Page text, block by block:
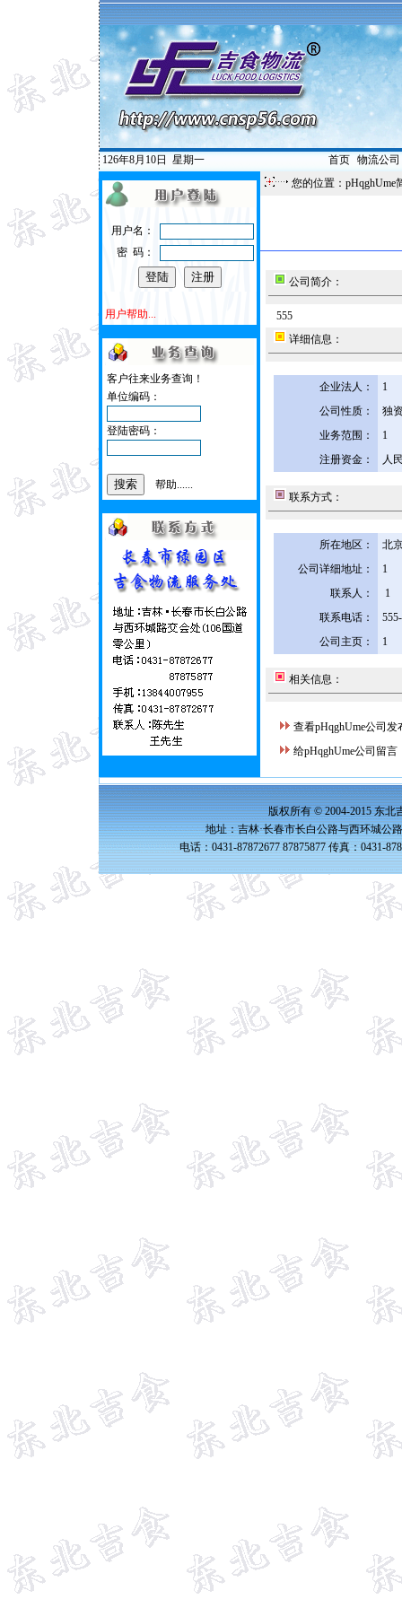
126年8月10日 星期一 首页| 物流公司
用户名：
密 码：
用户帮助...
客户往来业务查询！
单位编码：
登陆密码：
帮助......
您的位置：pHqghUme
公司简介：
555
详细信息：
企业法人：
1
公司性质：
独
业务范围：
1
注册资金：
人
联系方式：
所在地区：
北
公司详细地址：
1
联系人：
1
联系电话：
公司主页：
1
相关信息：
查看pHqghUme公司发
给pHqghUme公司留言
版权所有 © 2004-2015 东北
地址：吉林·长春市长白公路与西环城公
电话：0431-87872677 87875877 传真：0431-